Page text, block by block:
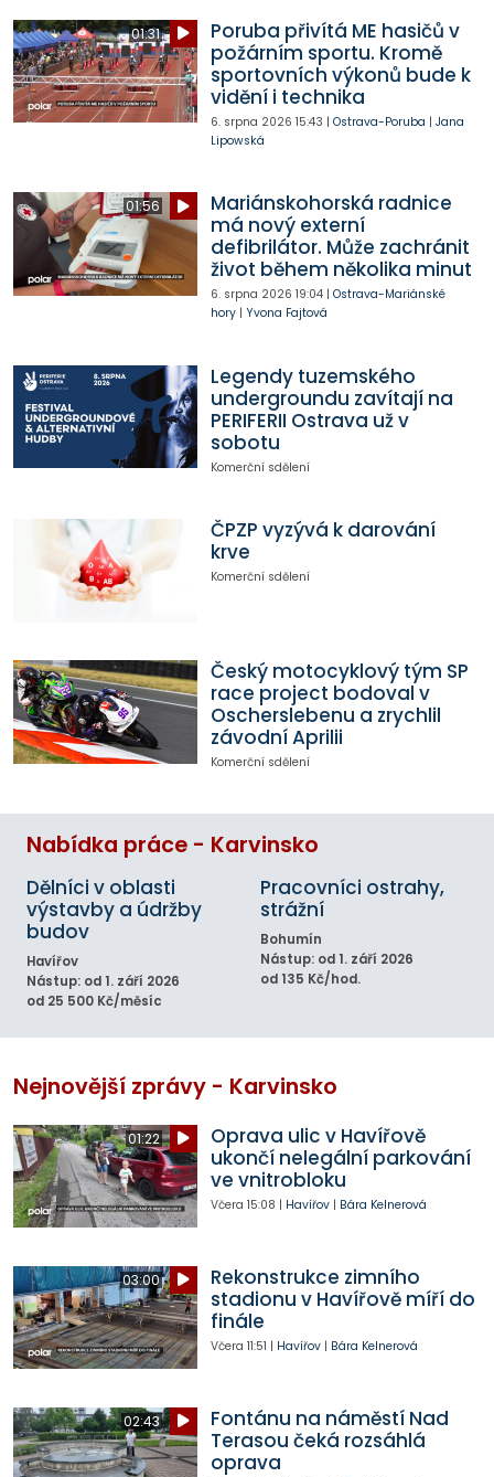
01:31
Poruba přivítá ME hasičů v
požárním sportu. Kromě
sportovních výkonů bude k
vidění i technika
6. srpna 2026 15:43 | Ostrava-Poruba | Jana
Lipowská
01:56
Mariánskohorská radnice
má nový externí
defibrilátor. Může zachránit
život během několika minut
6. srpna 2026 19:04| Ostrava-Mariánské
hory| Yvona Fajtová
Legendy tuzemského
undergroundu zavítají na
PERIFERII Ostrava už v
sobotu
Komerční sdělení
ČPZP vyzývá k darování
krve
Komerční sdělení
Český motocyklový tým SP
race project bodoval v
Oscherslebenu a zrychlil
závodní Aprilii
Komerční sdělení
Nabídka práce - Karvinsko
Dělníci v oblasti
výstavby a údržby
budov
Havířov
Nástup: od 1. září 2026
od 25 500 Kč/měsíc
Pracovníci ostrahy,
strážní
Bohumín
Nástup: od 1. září 2026
od 135 Kč/hod.
Nejnovější zprávy - Karvinsko
01:22
Oprava ulic v Havířově
ukončí nelegální parkování
ve vnitrobloku
Včera 15:08 | Havířov| Bára Kelnerová
03:00
Rekonstrukce zimního
stadionu v Havířově míří do
finále
Včera 11:51 | Havířov| Bára Kelnerová
02:43
Fontánu na náměstí Nad
Terasou čeká rozsáhlá
oprava